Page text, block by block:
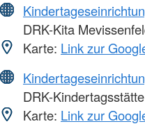
DRK-Kita
Karte: Link zur
DRK-
Karte: Link zur